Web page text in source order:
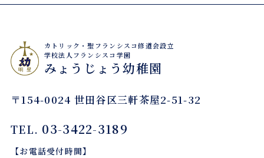
カトリック・聖フランシスコ修道会設立
学校法人フランシスコ学園
みょうじょう幼稚園
〒154-0024 世田谷区三軒茶屋2-51-32
TEL. 03-3422-3189
【お電話受付時間】